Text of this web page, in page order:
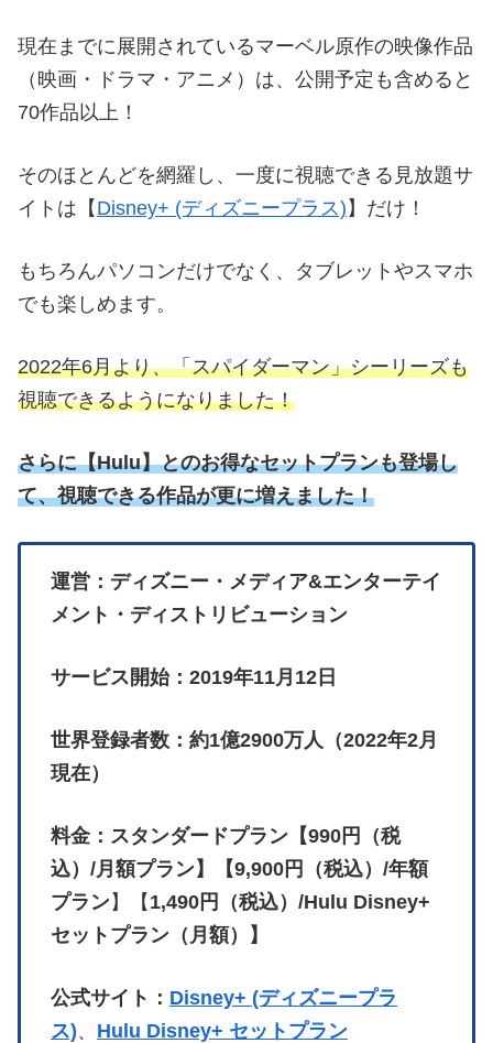
現在までに展開されているマーベル原作の映像作品
（映画・ドラマ・アニメ）は、公開予定も含めると
70作品以上！
そのほとんどを網羅し、一度に視聴できる見放題サ
イトは【 Disney+ (ディズニープラス) 】だけ！
もちろんパソコンだけでなく、タブレットやスマホ
でも楽しめます。
2022年6月より、「スパイダーマン」シーリーズも
視聴できるようになりました！
さらに【Hulu】とのお得なセットプランも登場し
て、視聴できる作品が更に増えました！
運営：ディズニー・メディア&エンターテイ
メント・ディストリビューション
サービス開始：2019年11月12日
世界登録者数：約1億2900万人（2022年2月
現在）
料金：スタンダードプラン【990円（税
込）/月額プラン】【9,900円（税込）/年額
プラン】【 1,490円（税込）/Hulu Disney+
セットプラン（月額）】
公式サイト： Disney+ (ディズニープラ
ス)、 Hulu Disney+ セットプラン